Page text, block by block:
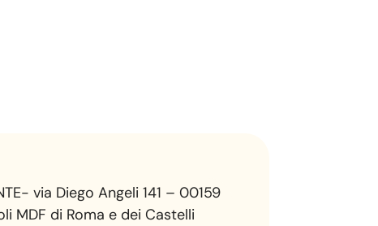
via Diego Angeli 141 – 00159
MDF di Roma e dei Castelli